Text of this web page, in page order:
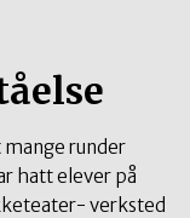
mange runder
hatt elever på
verksted